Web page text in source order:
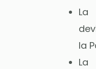
la